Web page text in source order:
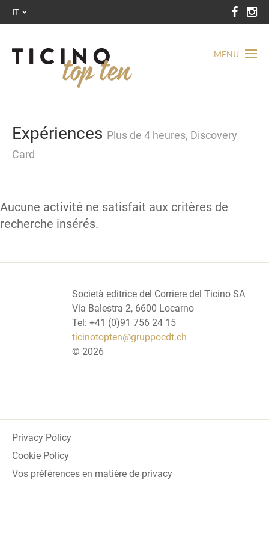
MENU
IT
Expériences Plus de 4 heures, Discovery
Card
Aucune activité ne satisfait aux critères de
recherche insérés.
Società editrice del Corriere del Ticino SA
Via Balestra 2, 6600 Locarno
Tel: +41 (0)91 756 24 15
ticinotopten@gruppocdt.ch
© 2026
Privacy Policy
Cookie Policy
Vos préférences en matière de privacy